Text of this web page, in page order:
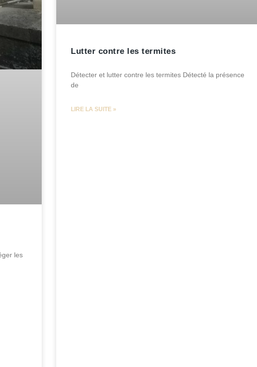
les
Lutter contre les termites
Détecter et lutter contre les termites Détecté la présence
de
LIRE LA SUITE »